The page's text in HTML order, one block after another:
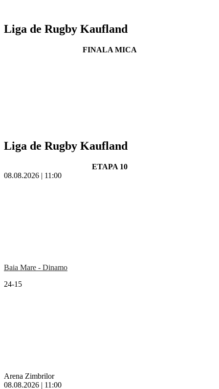
Liga de Rugby Kaufland
FINALA MICA
Liga de Rugby Kaufland
ETAPA 10
08.08.2026 | 11:00
Baia Mare - Dinamo
24-15
Arena Zimbrilor
08.08.2026 | 11:00